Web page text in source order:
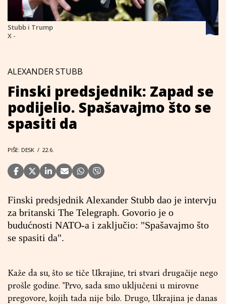
Stubb i Trump
X -
ALEXANDER STUBB
Finski predsjednik: Zapad se
podijelio. Spašavajmo što se
spasiti da
PIŠE: DESK / 22.6.
Finski predsjednik Alexander Stubb dao je intervju
za britanski The Telegraph. Govorio je o
budućnosti NATO-a i zaključio: "Spašavajmo što
se spasiti da".
Kaže da su, što se tiče Ukrajine, tri stvari drugačije nego
prošle godine. "Prvo, sada smo uključeni u mirovne
pregovore, kojih tada nije bilo. Drugo, Ukrajina je danas